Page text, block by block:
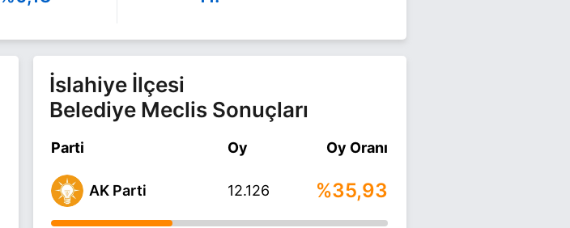
İslahiye İlçesi
Belediye Meclis Sonuçları
Parti Oy Oy Oranı
AK Parti 12.126 %35,93